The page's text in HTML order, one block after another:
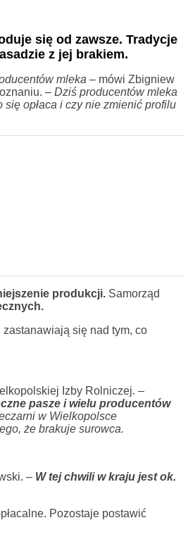
się od zawsze. Tradycje
z jej brakiem.
mleka – mówi Zbigniew
– Dziś producentów mleka
opłaca i czy nie zmienić profilu
produkcji.Samorząd
się nad tym, co
Izby Rolniczej. –
pasze i wielu producentów
w Wielkopolsce
że brakuje surowca.
– W tej chwili w kraju jest ok.
Pozostaje postawić